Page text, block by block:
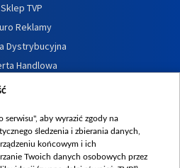
Sklep TVP
Reklamy
Dystrybucyjna
Handlowa
wewnętrznych
serwisu", aby wyrazić zgody na
śledzenia i zbierania danych,
końcowym i ich
Twoich danych osobowych przez